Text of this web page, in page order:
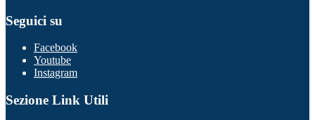
Seguici su
Facebook
Youtube
Instagram
Sezione Link Utili